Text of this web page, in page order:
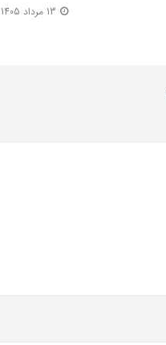
13 مرداد 1405